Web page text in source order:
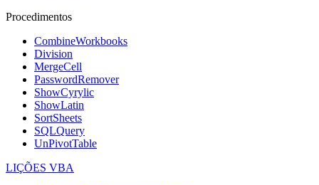
Procedimentos
CombineWorkbooks
Division
MergeCell
PasswordRemover
ShowCyrylic
ShowLatin
SortSheets
SQLQuery
UnPivotTable
LIÇÕES VBA